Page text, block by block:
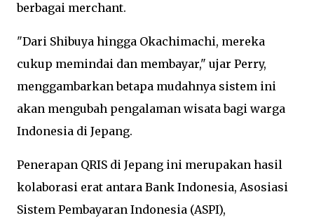
berbagai merchant.
"Dari Shibuya hingga Okachimachi, mereka
cukup memindai dan membayar," ujar Perry,
menggambarkan betapa mudahnya sistem ini
akan mengubah pengalaman wisata bagi warga
Indonesia di Jepang.
Penerapan QRIS di Jepang ini merupakan hasil
kolaborasi erat antara Bank Indonesia, Asosiasi
Sistem Pembayaran Indonesia (ASPI),